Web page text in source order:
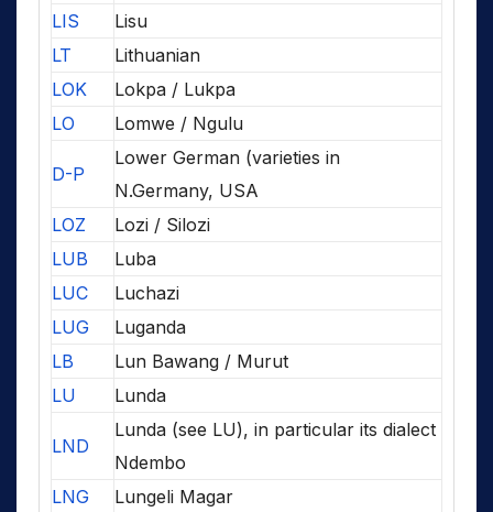
LIS
Lisu
LT
Lithuanian
LOK
Lokpa / Lukpa
LO
Lomwe / Ngulu
D-P
Lower German (varieties in
N.Germany, USA
LOZ
Lozi / Silozi
LUB
Luba
LUC
Luchazi
LUG
Luganda
LB
Lun Bawang / Murut
LU
Lunda
LND
Lunda (see LU), in particular its dialect
Ndembo
LNG
Lungeli Magar